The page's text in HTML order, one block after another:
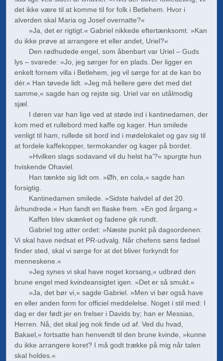
det ikke være til at komme til for folk i Betlehem. Hvor i
alverden skal Maria og Josef overnatte?«
»Ja, det er rigtigt.« Gabriel nikkede eftertænksomt. »Kan
du ikke prøve at arrangere et eller andet, Uriel?«
Den rødhudede engel, som åbenbart var Uriel – Guds
lys – svarede: »Jo, jeg sørger for en plads. Der ligger en
enkelt fornem villa i Betlehem, jeg vil sørge for at de kan bo
dér.« Han tøvede lidt. »Jeg må hellere gøre det med det
samme,« sagde han og rejste sig. Uriel var en utålmodig
sjæl.
I døren var han lige ved at støde ind i kantinedamen, der
kom med et rullebord med kaffe og kager. Hun smilede
venligt til ham, rullede sit bord ind i mødelokalet og gav sig til
at fordele kaffekopper, termokander og kager på bordet.
»Hvilken slags sodavand vil du helst ha’?« spurgte hun
hviskende Ohaviel.
Han tænkte sig lidt om. »Øh, en cola,« sagde han
forsigtig.
Kantinedamen smilede. »Sidste halvdel af det 20.
århundre­de.« Hun fandt en flaske frem. »En god årgang.«
Kaffen blev skænket og fadene gik rundt.
Gabriel tog atter ordet: »Næste punkt på dagsordenen:
Vi skal have nedsat et PR-udvalg. Når chefens søns fødsel
finder sted, skal vi sørge for at det bliver forkyndt for
menneskene.«
»Jeg synes vi skal have noget korsang,« udbrød den
brune engel med kvindeansigtet igen. »Det er så smukt.«
»Ja, det bør vi,« sagde Gabriel. »Men vi bør også have
en eller anden form for officiel meddelelse. Noget i stil med: I
dag er der født jer en frelser i Davids by; han er Messias,
Herren. Nå, det skal jeg nok finde ud af. Ved du hvad,
Bakael,« fortsatte han henvendt til den brune kvinde, »kunne
du ikke arrangere koret? I må godt trække på mig når talen
skal holdes.«